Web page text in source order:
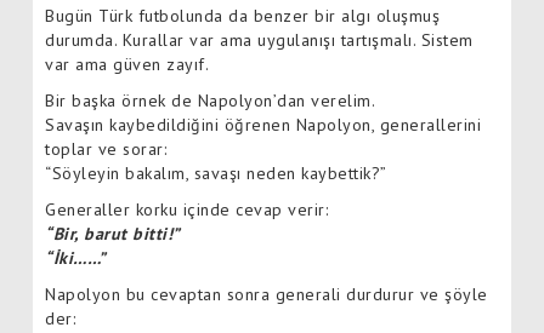
Bugün Türk futbolunda da benzer bir algı oluşmuş
durumda. Kurallar var ama uygulanışı tartışmalı. Sistem
var ama güven zayıf.
Bir başka örnek de Napolyon’dan verelim.
Savaşın kaybedildiğini öğrenen Napolyon, generallerini
toplar ve sorar:
“Söyleyin bakalım, savaşı neden kaybettik?”
Generaller korku içinde cevap verir:
“Bir, barut bitti!”
“İki……”
Napolyon bu cevaptan sonra generali durdurur ve şöyle
der: